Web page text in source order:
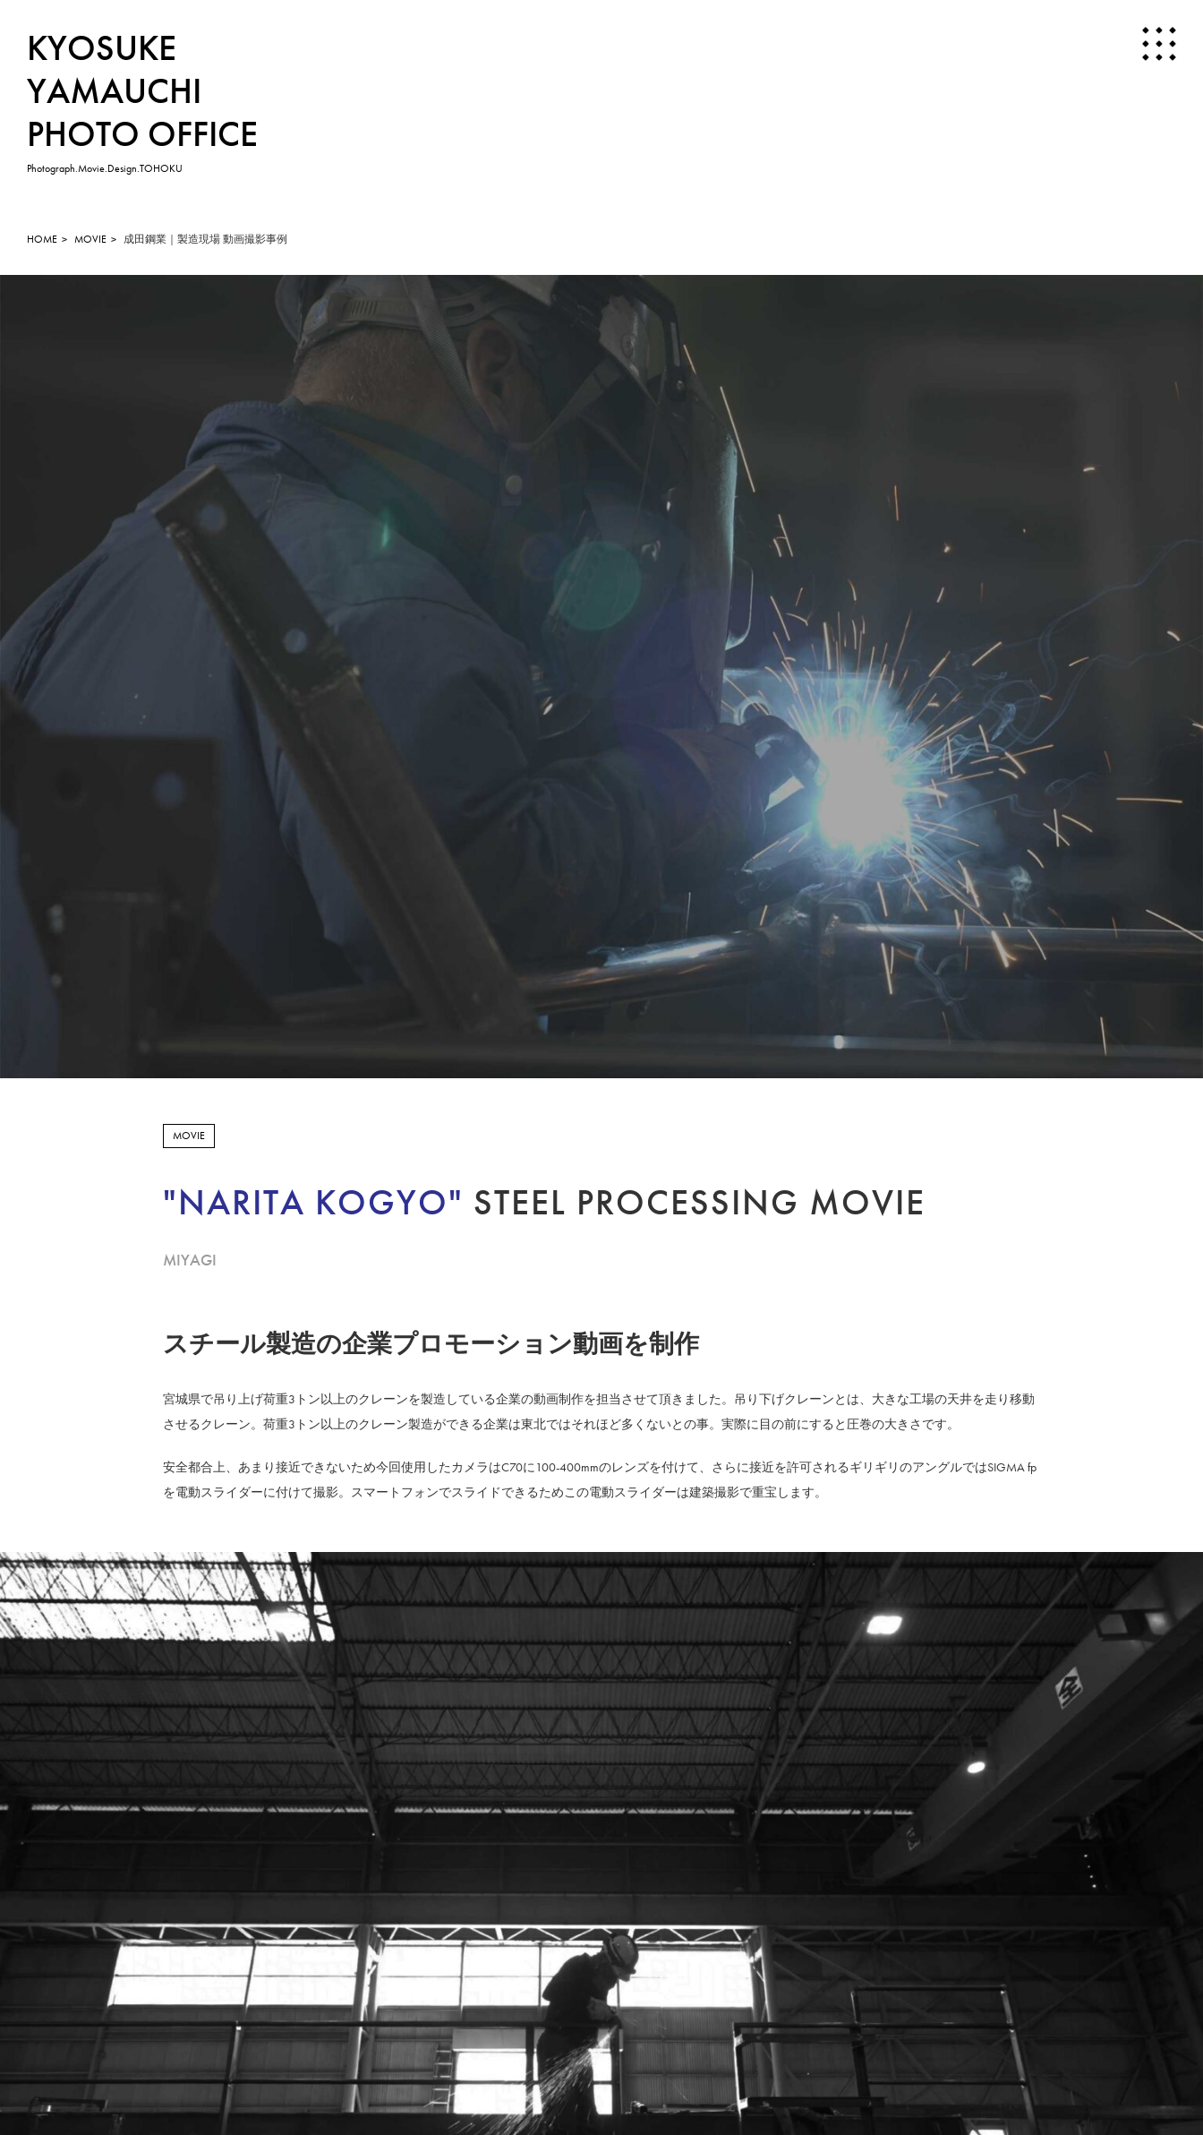
KYOSUKE
YAMAUCHI
PHOTO OFFICE
Photograph.Movie.Design.TOHOKU
WORKS
ARCHITECT
DOCUMENT
PORTRAIT
EXHIBITION
STUDIO
DESIGN
泉区館写真館
CONTACT
HOME MOVIE 成田鋼業｜製造現場 動画撮影事例
MOVIE
"NARITA KOGYO" STEEL PROCESSING MOVIE
MIYAGI
スチール製造の企業プロモーション動画を制作
宮城県で吊り上げ荷重3トン以上のクレーンを製造している企業の動画制作を担当させて頂きました。吊り下げクレーンとは、大きな工場の天井を走り移動
させるクレーン。荷重3トン以上のクレーン製造ができる企業は東北ではそれほど多くないとの事。実際に目の前にすると圧巻の大きさです。
安全都合上、あまり接近できないため今回使用したカメラはC70に100-400mmのレンズを付けて、さらに接近を許可されるギリギリのアングルではSIGMA fp
を電動スライダーに付けて撮影。スマートフォンでスライドできるためこの電動スライダーは建築撮影で重宝します。